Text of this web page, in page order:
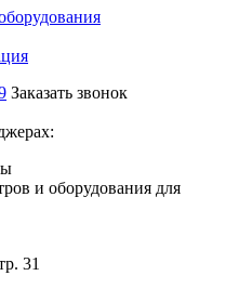
Заказать звонок
и оборудования для
31